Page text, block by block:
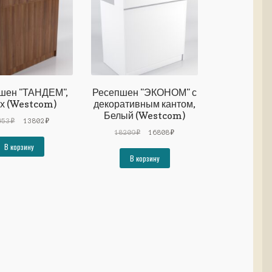
"ТАНДЕМ",
(Westcom)
₽
Первоначальная
14953₽.
13802₽Текущая
В корзину
Ресепшен "ЭКОНОМ" с
декоративным кантом,
Белый (Westcom)
18209₽
Первоначальная
18209₽.
16808₽Текущая
В корзину